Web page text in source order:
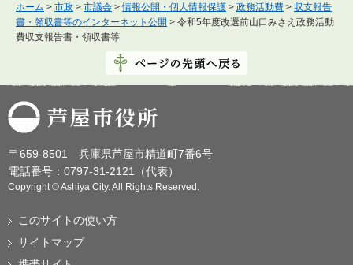
ホーム > 市政 > 市議会 >情報公開・個人情報保護 > 政務活動費 > 収支報告
書・領収書等のインターネット公開 > 令和5年度改選前山口みさえ政務活動
費収支報告書・領収書等
芦屋市役所
〒659-8501 兵庫県芦屋市精道町7番6号
電話番号：0797-31-2121（代表）
Copyright © Ashiya City. All Rights Reserved.
このサイトの使い方
サイトマップ